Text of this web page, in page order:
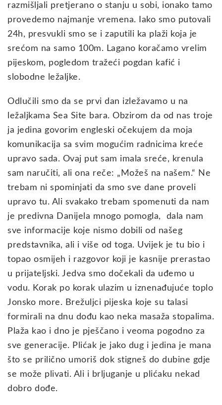
razmišljali pretjerano o stanju u sobi, ionako tamo
provedemo najmanje vremena. Iako smo putovali
24h, presvukli smo se i zaputili ka plaži koja je
srećom na samo 100m. Lagano koračamo vrelim
pijeskom, pogledom tražeći pogdan kafić i
slobodne ležaljke.
Odlučili smo da se prvi dan izležavamo u na
ležaljkama Sea Site bara. Obzirom da od nas troje
ja jedina govorim engleski očekujem da moja
komunikacija sa svim mogućim radnicima kreće
upravo sada. Ovaj put sam imala sreće, krenula
sam naručiti, ali ona reče: „Možeš na našem.“ Ne
trebam ni spominjati da smo sve dane proveli
upravo tu. Ali svakako trebam spomenuti da nam
je predivna Danijela mnogo pomogla, dala nam
sve informacije koje nismo dobili od našeg
predstavnika, ali i više od toga. Uvijek je tu bio i
topao osmijeh i razgovor koji je kasnije prerastao
u prijateljski. Jedva smo dočekali da uđemo u
vodu. Korak po korak ulazim u iznenađujuće toplo
Jonsko more. Brežuljci pijeska koje su talasi
formirali na dnu dođu kao neka masaža stopalima.
Plaža kao i dno je pješčano i veoma pogodno za
sve generacije. Plićak je jako dug i jedina je mana
što se prilično umoriš dok stigneš do dubine gdje
se može plivati. Ali i brljuganje u plićaku nekad
dobro dođe.